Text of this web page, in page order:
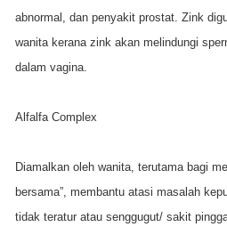
abnormal, dan penyakit prostat. Zink
wanita kerana zink akan melindungi
dalam vagina.
Alfalfa Complex
Diamalkan oleh wanita, terutama bagi
bersama”, membantu atasi masalah
tidak teratur atau senggugut/ sakit